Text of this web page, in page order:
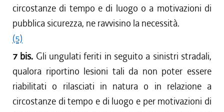
circostanze di tempo e di luogo o a motivazioni di
pubblica sicurezza, ne ravvisino la necessità.
(5)
7 bis. Gli ungulati feriti in seguito a sinistri stradali,
qualora riportino lesioni tali da non poter essere
riabilitati o rilasciati in natura o in relazione a
circostanze di tempo e di luogo e per motivazioni di